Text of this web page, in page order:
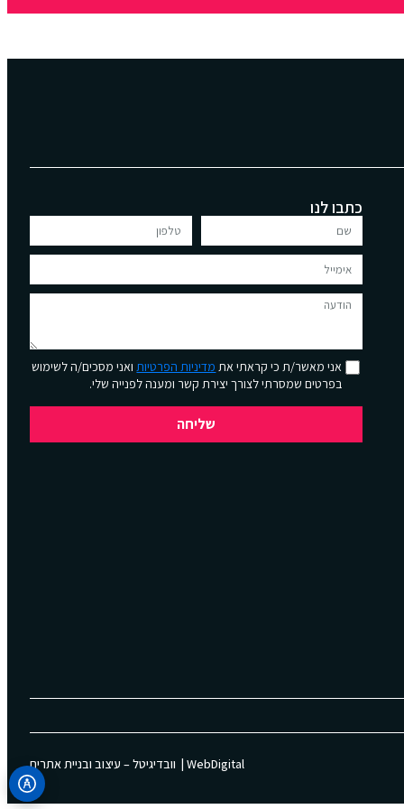
כתבו לנו
אני מאשר/ת כי קראתי את מדיניות הפרטיותואני מסכים/ה לשימוש
בפרטים שמסרתי לצורך יצירת קשר ומענה לפנייה שלי.
שליחה
WebDigital | וובדיגיטל – עיצוב ובניית אתרים